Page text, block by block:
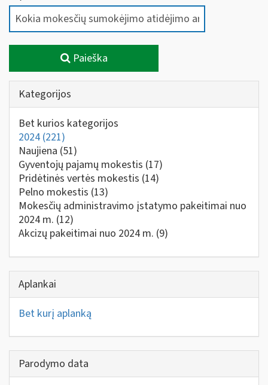
Paieška
Kategorijos
Bet kurios kategorijos
2024 (221)
Naujiena (51)
Gyventojų pajamų mokestis (17)
Pridėtinės vertės mokestis (14)
Pelno mokestis (13)
Mokesčių administravimo įstatymo pakeitimai nuo
2024 m. (12)
Akcizų pakeitimai nuo 2024 m. (9)
Aplankai
Bet kurį aplanką
Parodymo data